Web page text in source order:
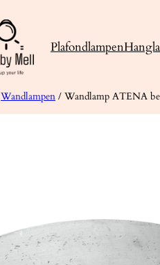
Plafondlampen
Wandlampen / Wandlamp ATENA